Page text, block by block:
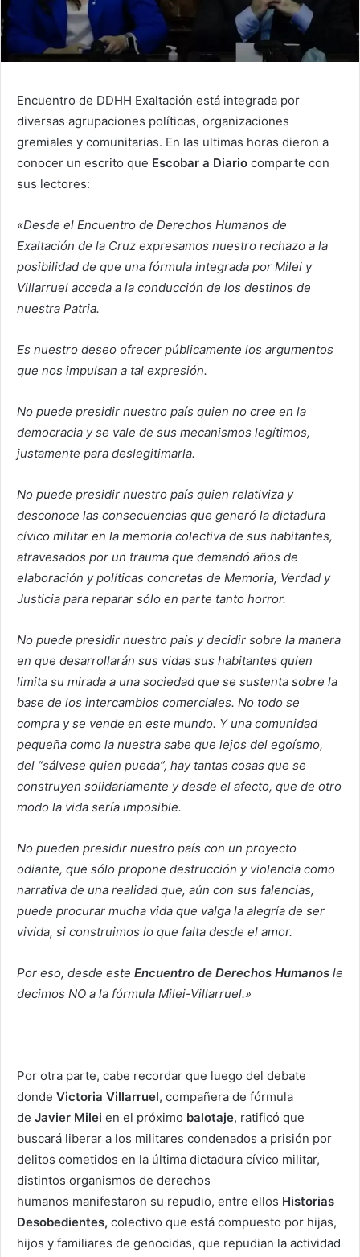
Encuentro de DDHH Exaltación está integrada por
diversas agrupaciones políticas, organizaciones
gremiales y comunitarias. En las ultimas horas dieron a
conocer un escrito que Escobar a Diario comparte con
sus lectores:
«Desde el Encuentro de Derechos Humanos de
Exaltación de la Cruz expresamos nuestro rechazo a la
posibilidad de que una fórmula integrada por Milei y
Villarruel acceda a la conducción de los destinos de
nuestra Patria.
Es nuestro deseo ofrecer públicamente los argumentos
que nos impulsan a tal expresión.
No puede presidir nuestro país quien no cree en la
democracia y se vale de sus mecanismos legítimos,
justamente para deslegitimarla.
No puede presidir nuestro país quien relativiza y
desconoce las consecuencias que generó la dictadura
cívico militar en la memoria colectiva de sus habitantes,
atravesados por un trauma que demandó años de
elaboración y políticas concretas de Memoria, Verdad y
Justicia para reparar sólo en parte tanto horror.
No puede presidir nuestro país y decidir sobre la manera
en que desarrollarán sus vidas sus habitantes quien
limita su mirada a una sociedad que se sustenta sobre la
base de los intercambios comerciales. No todo se
compra y se vende en este mundo. Y una comunidad
pequeña como la nuestra sabe que lejos del egoísmo,
del “sálvese quien pueda”, hay tantas cosas que se
construyen solidariamente y desde el afecto, que de otro
modo la vida sería imposible.
No pueden presidir nuestro país con un proyecto
odiante, que sólo propone destrucción y violencia como
narrativa de una realidad que, aún con sus falencias,
puede procurar mucha vida que valga la alegría de ser
vivida, si construimos lo que falta desde el amor.
Por eso, desde este Encuentro de Derechos Humanos le
decimos NO a la fórmula Milei-Villarruel.»
Por otra parte, cabe recordar que luego del debate
donde Victoria Villarruel, compañera de fórmula
de Javier Milei en el próximo balotaje, ratificó que
buscará liberar a los militares condenados a prisión por
delitos cometidos en la última dictadura cívico militar,
distintos organismos de derechos
humanos manifestaron su repudio, entre ellos Historias
Desobedientes, colectivo que está compuesto por hijas,
hijos y familiares de genocidas, que repudian la actividad